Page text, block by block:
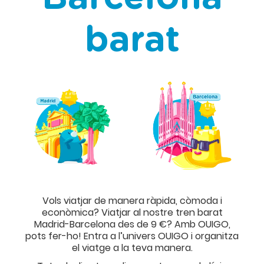
barat
Vols viatjar de manera ràpida, còmoda i
econòmica? Viatjar al nostre tren barat
Madrid-Barcelona des de 9 €? Amb OUIGO,
pots fer-ho! Entra a l’univers OUIGO i organitza
el viatge a la teva manera.